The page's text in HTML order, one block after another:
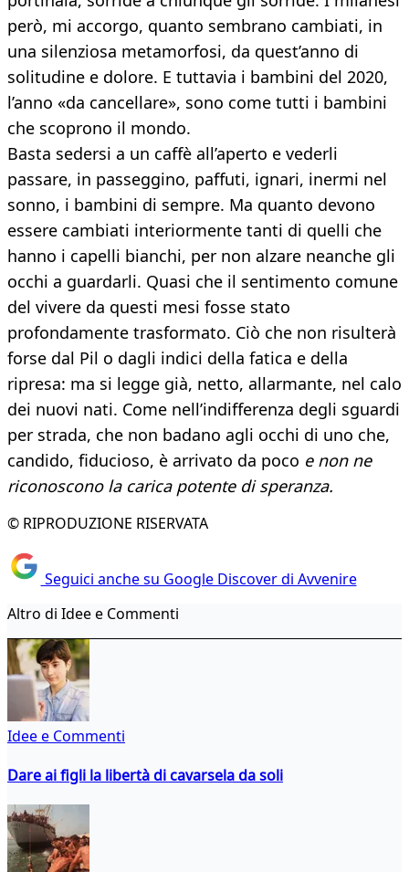
però, mi accorgo, quanto sembrano cambiati, in
una silenziosa metamorfosi, da quest’anno di
solitudine e dolore. E tuttavia i bambini del 2020,
l’anno «da cancellare», sono come tutti i bambini
che scoprono il mondo.
Basta sedersi a un caffè all’aperto e vederli
passare, in passeggino, paffuti, ignari, inermi nel
sonno, i bambini di sempre. Ma quanto devono
essere cambiati interiormente tanti di quelli che
hanno i capelli bianchi, per non alzare neanche gli
occhi a guardarli. Quasi che il sentimento comune
del vivere da questi mesi fosse stato
profondamente trasformato. Ciò che non risulterà
forse dal Pil o dagli indici della fatica e della
ripresa: ma si legge già, netto, allarmante, nel calo
dei nuovi nati. Come nell’indifferenza degli sguardi
per strada, che non badano agli occhi di uno che,
candido, fiducioso, è arrivato da poco e non ne
riconoscono la carica potente di speranza.
© RIPRODUZIONE RISERVATA
Seguici anche su Google Discover di Avvenire
Altro di Idee e Commenti
Idee e Commenti
Dare ai figli la libertà di cavarsela da soli